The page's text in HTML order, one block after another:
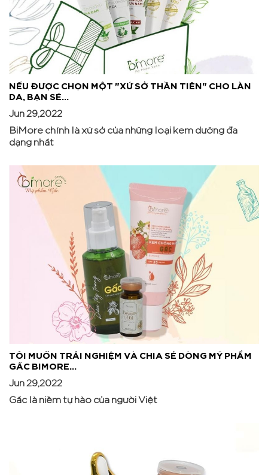
NẾU ĐƯỢC CHỌN MỘT "XỨ SỞ THẦN TIÊN" CHO LÀN
DA, BẠN SẼ...
Jun 29,2022
BiMore chính là xứ sở của những loại kem dưỡng đa
dạng nhất
TÔI MUỐN TRẢI NGHIỆM VÀ CHIA SẺ DÒNG MỸ PHẨM
GẤC BIMORE...
Jun 29,2022
Gấc là niềm tự hào của người Việt